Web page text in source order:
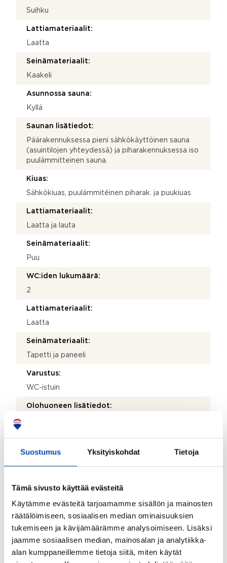
Suostumus Yksityiskohdat Tietoja
Tämä sivusto käyttää evästeitä
Käytämme evästeitä tarjoamamme sisällön ja mainosten
räätälöimiseen, sosiaalisen median ominaisuuksien
tukemiseen ja kävijämäärämme analysoimiseen. Lisäksi
jaamme sosiaalisen median, mainosalan ja analytiikka-
alan kumppaneillemme tietoja siitä, miten käytät
Suihku
Lattiamateriaalit:
Laatta
Seinämateriaalit:
Kaakeli
Asunnossa sauna:
Kyllä
Saunan lisätiedot:
Päärakennuksessa pieni sähkökäyttöinen sauna
(asuintilojen yhteydessä) ja piharakennuksessa iso
puulämmitteinen sauna.
Kiuas:
Sähkökiuas, puulämmitéinen piharak. ja puukiuas
Lattiamateriaalit:
Laatta ja lauta
Seinämateriaalit:
Puu
WC:iden lukumäärä:
2
Lattiamateriaalit:
Laatta
Seinämateriaalit:
Tapetti ja paneeli
Varustus:
WC-istuin
Olohuoneen lisätiedot:
Lattiamateriaalit:
Lauta
Tapetti
Makuuhuoneiden lukumäärä:
3
Lauta